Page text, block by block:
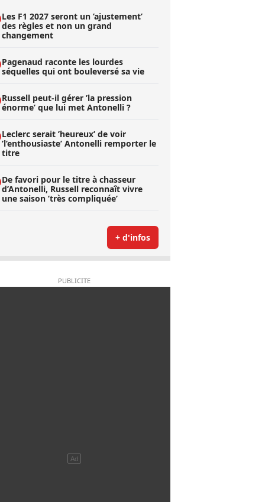
Les F1 2027 seront un ’ajustement’
des règles et non un grand
changement
Pagenaud raconte les lourdes
séquelles qui ont bouleversé sa vie
Russell peut-il gérer ’la pression
énorme’ que lui met Antonelli ?
Leclerc serait ’heureux’ de voir
’l’enthousiaste’ Antonelli remporter le
titre
De favori pour le titre à chasseur
d’Antonelli, Russell reconnaît vivre
une saison ’très compliquée’
+ d'infos